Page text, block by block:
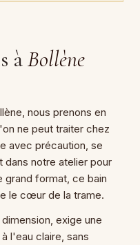
àBollène
nous prenons en
ne peut traiter chez
avec précaution, se
dans notre atelier pour
grand format, ce bain
le cœur de la trame.
exige une
l'eau claire, sans